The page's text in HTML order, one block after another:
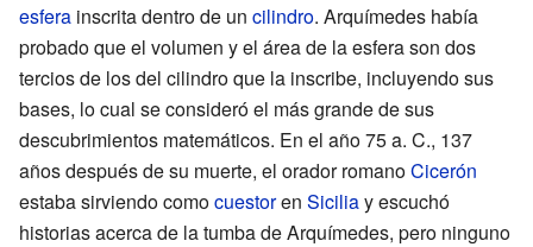
esfera inscrita dentro de un cilindro. Arquímedes había
probado que el volumen y el área de la esfera son dos
tercios de los del cilindro que la inscribe, incluyendo sus
bases, lo cual se consideró el más grande de sus
descubrimientos matemáticos. En el año 75 a. C., 137
años después de su muerte, el orador romanoCicerón
estaba sirviendo comocuestoren Siciliay escuchó
historias acerca de la tumba de Arquímedes, pero ninguno